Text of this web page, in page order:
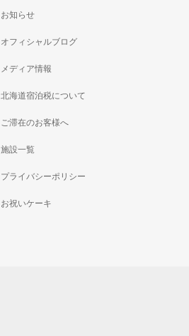
お知らせ
オフィシャルブログ
メディア情報
北海道宿泊税について
ご滞在のお客様へ
施設一覧
プライバシーポリシー
お祝いケーキ